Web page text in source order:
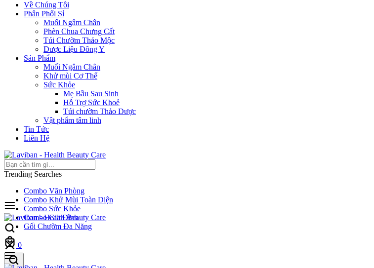
Về Chúng Tôi
Phân Phối Sỉ
Muối Ngâm Chân
Phèn Chua Chưng Cất
Túi Chườm Thảo Mộc
Dược Liệu Đông Y
Sản Phẩm
Muối Ngâm Chân
Khử mùi Cơ Thể
Sức Khỏe
Mẹ Bầu Sau Sinh
Hỗ Trợ Sức Khoẻ
Túi chườm Thảo Dược
Vật phẩm tâm linh
Tin Tức
Liên Hệ
Trending Searches
Combo Văn Phòng
Combo Khử Mùi Toàn Diện
Combo Sức Khỏe
Combo Gia Đình
Gối Chườm Đa Năng
0